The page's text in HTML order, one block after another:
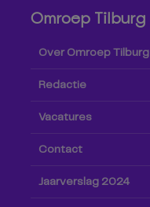
Omroep Tilburg
Over Omroep Tilburg
Redactie
Vacatures
Contact
Jaarverslag 2024